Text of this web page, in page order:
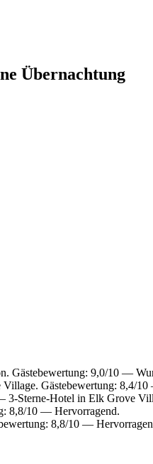
Übernachtung
Gästebewertung: 9,0/10 —
Gästebewertung: 8,4/
3-Sterne-Hotel in Elk Grove
8,8/10 — Hervorragend.
8,8/10 —